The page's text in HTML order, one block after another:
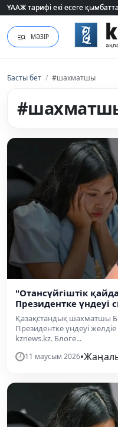
ҮААЖ тарифі екі есеге
ҮААЖ тарифі екі есеге
МӘЗІР
Басты бет / #шахматшы
"Отансүйгіштік
Президентке үндеуі
Қазақстандық шахматшы
Президентке үндеуі
kznews.kz. Блоге...
11 маусым 2026•